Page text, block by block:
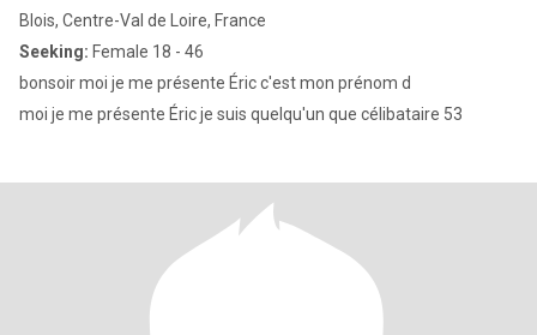
Blois, Centre-Val de Loire, France
Seeking: Female 18 - 46
bonsoir moi je me présente Éric c'est mon prénom d
moi je me présente Éric je suis quelqu'un que célibataire 53